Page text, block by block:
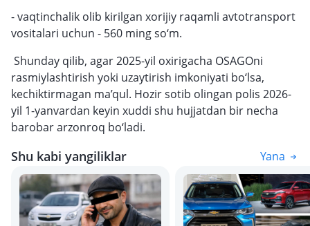
- vaqtinchalik olib kirilgan xorijiy raqamli avtotransport
vositalari uchun - 560 ming so‘m.
Shunday qilib, agar 2025-yil oxirigacha OSAGOni
rasmiylashtirish yoki uzaytirish imkoniyati bo‘lsa,
kechiktirmagan ma’qul. Hozir sotib olingan polis 2026-
yil 1-yanvardan keyin xuddi shu hujjatdan bir necha
barobar arzonroq bo‘ladi.
Shu kabi yangiliklar Yana